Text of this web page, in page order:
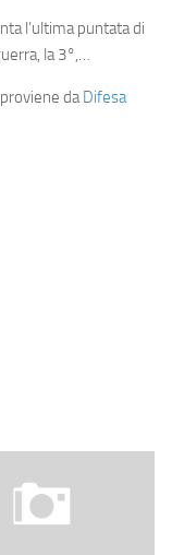
l’ultima puntata di
la 3°,…
daDifesa